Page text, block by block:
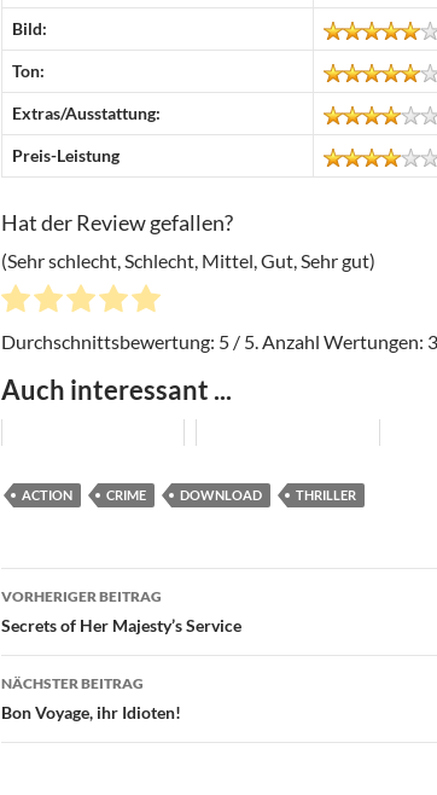
Bild:
Ton:
Extras/Ausstattung:
Preis-Leistung
Hat der Review gefallen?
(Sehr schlecht, Schlecht, Mittel, Gut, Sehr gut)
Durchschnittsbewertung: 5 / 5. Anzahl Wertungen: 3
Auch interessant ...
ACTION CRIME DOWNLOAD THRILLER
Beitragsnavigation
VORHERIGER BEITRAG
Secrets of Her Majesty’s Service
NÄCHSTER BEITRAG
Bon Voyage, ihr Idioten!